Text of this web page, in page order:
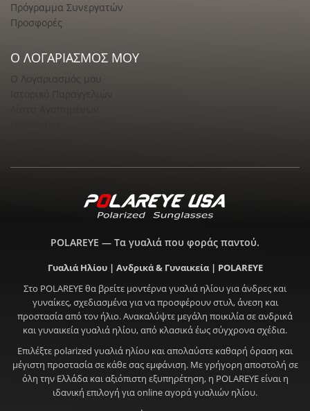
Πρόγραμμα Συνεργατών
Προσφορές
Ο ΛΟΓΑΡΙΑΣΜΌΣ ΜΟΥ
Ο Λογαριασμός μου
POLAREYE — Τα γυαλιά που φοράς παντού.
Γυαλιά Ηλίου | Ανδρικά & Γυναικεία | POLAREYE
Στο POLAREYE θα βρείτε μοντέρνα γυαλιά ηλίου για άνδρες και
γυναίκες, σχεδιασμένα για να προσφέρουν στυλ, άνεση και
προστασία από τον ήλιο. Ανακαλύψτε μεγάλη ποικιλία σε ανδρικά
και γυναικεία γυαλιά ηλίου, από κλασικά έως σύγχρονα σχέδια.
Επιλέξτε polarized γυαλιά ηλίου και απολαύστε καθαρή όραση και
μέγιστη προστασία σε κάθε σας εμφάνιση. Με γρήγορη αποστολή σε
όλη την Ελλάδα και αξιόπιστη εξυπηρέτηση, η POLAREYE είναι η
ιδανική επιλογή για online αγορά γυαλιών ηλίου.